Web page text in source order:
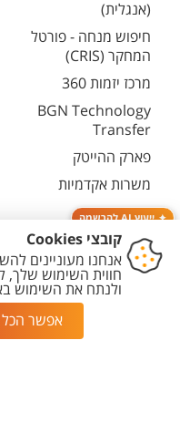
ייעוץ AI להרשמה
(אנגלית)
חיפוש מנחה - פורטל
המחקר (CRIS)
מרכז יזמות 360
BGN Technology
Transfer
פארק ההייטק
משרות אקדמיות
נגישות
מדיניות